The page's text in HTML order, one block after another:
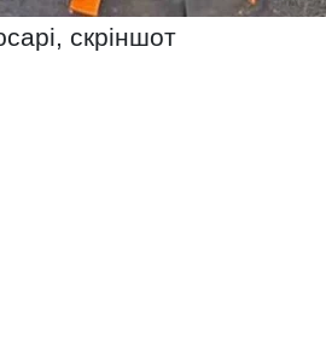
скріншот